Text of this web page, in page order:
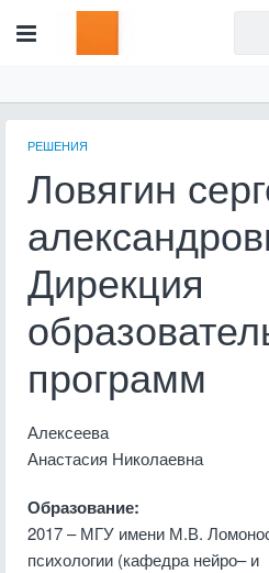
РЕШЕНИЯ
Ловягин
Дирекция
программ
Алексеева
Анастасия Николаевна
Образование:
2017 – МГУ имени М.В.
психологии (кафедра нейро– и
Для